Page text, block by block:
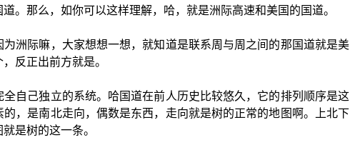
。那么，如你可以这样理解，哈，就是洲际高速和美国的国道。
洲际嘛，大家想想一想，就知道是联系周与周之间的那国道就是美
反正出前方就是。
自己独立的系统。哈国道在前人历史比较悠久，它的排列顺序是这
，是南北走向，偶数是东西，走向就是树的正常的地图啊。上北下
是树的这一条。